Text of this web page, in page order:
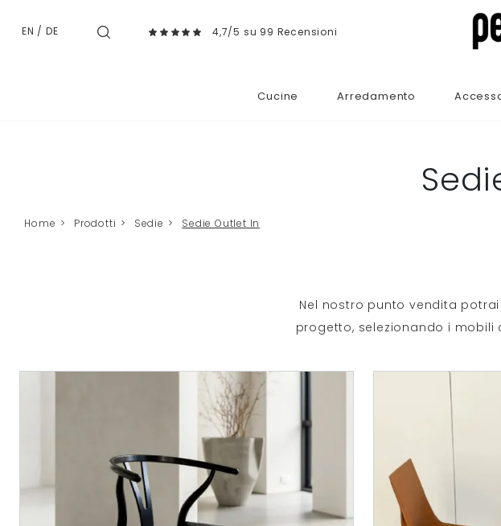
EN / DE 4,7/5 su 99 Recensioni
Cucine Arredamento
Home > Prodotti > Sedie > Sedie Outlet In
Nel nostro punto vendita
progetto, selezionando i